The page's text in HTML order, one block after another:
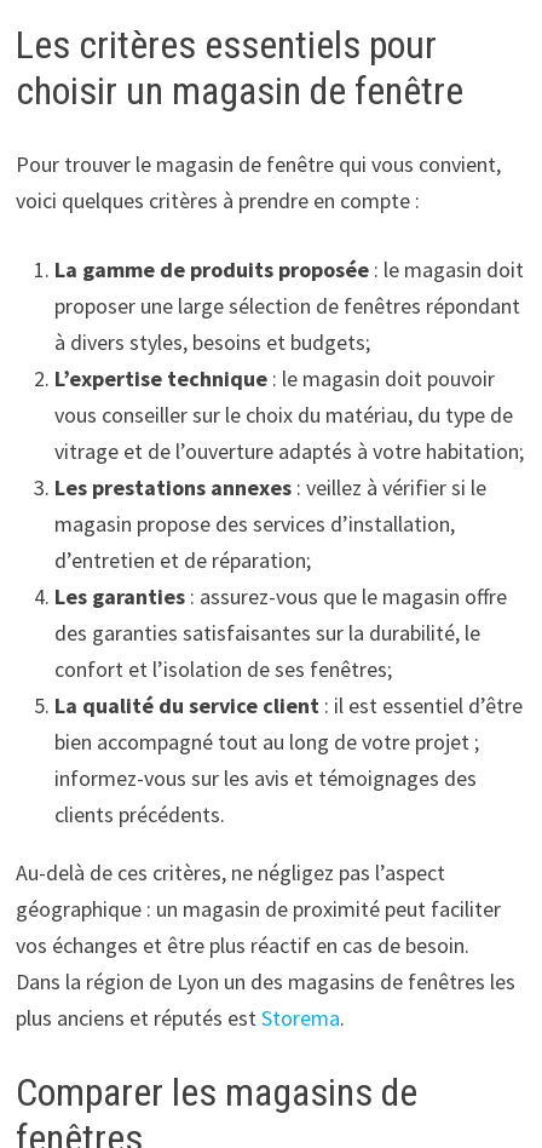
Les critères essentiels pour
choisir un magasin de fenêtre
Pour trouver le magasin de fenêtre qui vous convient,
voici quelques critères à prendre en compte :
La gamme de produits proposée: le magasin doit
proposer une large sélection de fenêtres répondant
à divers styles, besoins et budgets;
L’expertise technique: le magasin doit pouvoir
vous conseiller sur le choix du matériau, du type de
vitrage et de l’ouverture adaptés à votre habitation;
Les prestations annexes: veillez à vérifier si le
magasin propose des services d’installation,
d’entretien et de réparation;
Les garanties: assurez-vous que le magasin offre
des garanties satisfaisantes sur la durabilité, le
confort et l’isolation de ses fenêtres;
La qualité du service client: il est essentiel d’être
bien accompagné tout au long de votre projet ;
informez-vous sur les avis et témoignages des
clients précédents.
Au-delà de ces critères, ne négligez pas l’aspect
géographique : un magasin de proximité peut faciliter
vos échanges et être plus réactif en cas de besoin.
Dans la région de Lyon un des magasins de fenêtres les
plus anciens et réputés estStorema.
Comparer les magasins de
fenêtres